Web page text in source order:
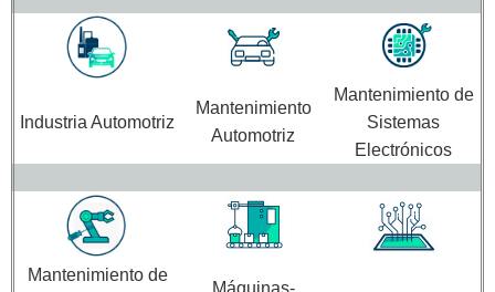
Industria Automotriz
Mantenimiento
Automotriz
Mantenimiento de
Sistemas
Electrónicos
Mantenimiento de
Máquinas-